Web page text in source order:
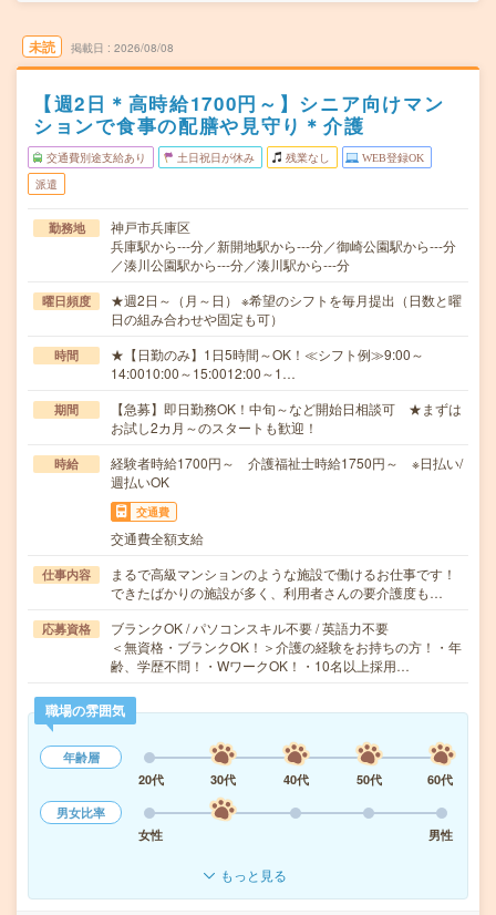
未読 掲載日 2026/08/08
【週2日＊高時給1700円～】シニア向けマン
ションで食事の配膳や見守り＊介護
交通費別途支給あり 土日祝日が休み 残業なし WEB登録OK
派遣
勤務地
神戸市兵庫区
兵庫駅から---分／新開地駅から---分／御崎公園駅から---分
／湊川公園駅から---分／湊川駅から---分
曜日頻度
★週2日～（月～日） ※希望のシフトを毎月提出（日数と曜
日の組み合わせや固定も可）
時間
★【日勤のみ】1日5時間～OK！≪シフト例≫9:00～
14:0010:00～15:0012:00～1…
期間
【急募】即日勤務OK！中旬～など開始日相談可 ★まずは
お試し2カ月～のスタートも歓迎！
時給
経験者時給1700円～ 介護福祉士時給1750円～ ※日払い/
週払いOK
交通費
交通費全額支給
仕事内容
まるで高級マンションのような施設で働けるお仕事です！
できたばかりの施設が多く、利用者さんの要介護度も…
応募資格
ブランクOK / パソコンスキル不要 / 英語力不要
＜無資格・ブランクOK！＞介護の経験をお持ちの方！・年
齢、学歴不問！・WワークOK！・10名以上採用…
職場の雰囲気
年齢層
20代
30代 40代 50代
60代
男女比率
女性
男性
もっと見る